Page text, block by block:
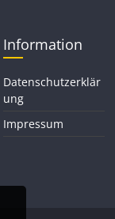
Information
Datenschutzerklär
ung
Impressum